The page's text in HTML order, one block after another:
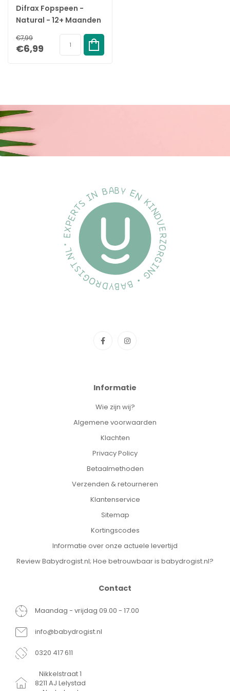
Difrax Fopspeen -
Natural - 12+ Maanden
- Woezel & Pip
€7,99
€6,99
Informatie
Wie zijn wij?
Algemene voorwaarden
Klachten
Privacy Policy
Betaalmethoden
Verzenden & retourneren
Klantenservice
Sitemap
Kortingscodes
Informatie over onze actuele levertijd
Review Babydrogist.nl; Hoe betrouwbaar is babydrogist.nl?
Contact
Maandag - vrijdag 09.00 - 17.00
info@babydrogist.nl
0320 417 611
Nikkelstraat 1
8211 AJ Lelystad